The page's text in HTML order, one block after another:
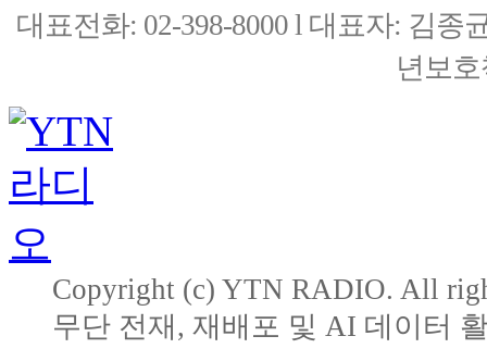
대표전화: 02-398-8000 l 대표자: 김종
년보
Copyright (c) YTN RADIO. All
무단 전재, 재배포 및 AI 데이터